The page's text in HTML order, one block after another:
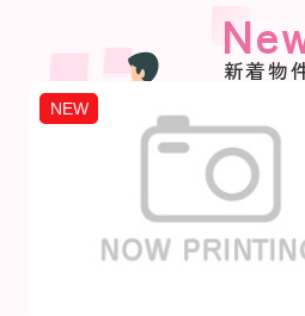
新着物
NEW